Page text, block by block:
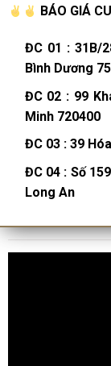
BÁO GIÁ
ĐC 01 :31B/
Bình Dương
ĐC 02 : 99
Minh 720400
ĐC 03 :39
ĐC 04 : Số
Long An